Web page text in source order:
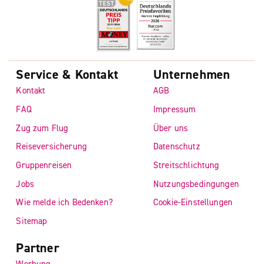
Service & Kontakt
Kontakt
FAQ
Zug zum Flug
Reiseversicherung
Gruppenreisen
Jobs
Wie melde ich Bedenken?
Sitemap
Unternehmen
AGB
Impressum
Über uns
Datenschutz
Streitschlichtung
Nutzungsbedingungen
Cookie-Einstellungen
Partner